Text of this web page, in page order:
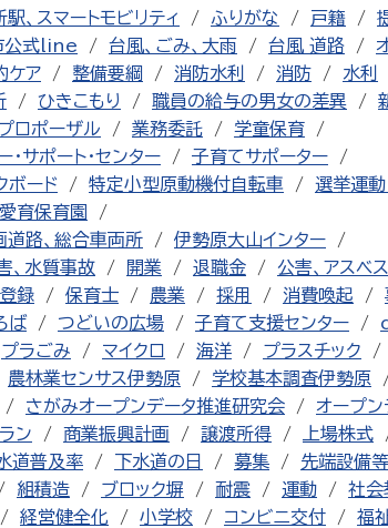
、スマートモビリティ
ふりがな 戸籍
公式line 台風、ごみ、大雨 台風 道路
ケア 整備要綱 消防水利 消防 水利
ひきこもり 職員の給与の男女の差異
ロポーザル 業務委託
学童保育
・サポート・センター
子育てサポーター
ボード 特定小型原動機付自転車
選挙運
育保育園
道路、総合車両所
伊勢原大山インター
、水質事故 開業 退職金
公害、アスベ
録 保育士 農業 採用 消費喚起
ば つどいの広場 子育て支援センター
プラごみ マイクロ 海洋 プラスチック
農林業センサス伊勢原
学校基本調査伊勢原
さがみオープンデータ推進研究会
オープン
ン 商業振興計画 譲渡所得 上場株式
道普及率 下水道の日 募集
先端設備
組積造 ブロック塀 耐震 運動 社会
経営健全化 小学校 コンビニ交付
福